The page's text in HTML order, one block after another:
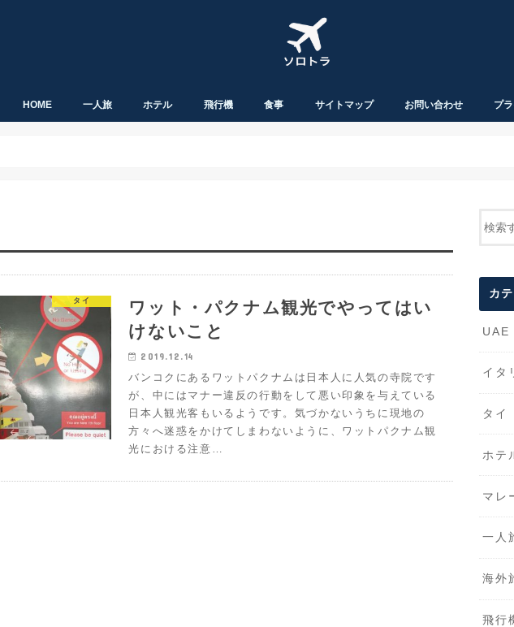
HOME 一人旅 ホテル 飛行機 食事 サイトマップ お問い合わせ プ
タイ
ワット・パクナム観光でやってはい
けないこと
2019.12.14
バンコクにあるワットパクナムは日本人に人気の寺院です
が、中にはマナー違反の行動をして悪い印象を与えている
日本人観光客もいるようです。気づかないうちに現地の
方々へ迷惑をかけてしまわないように、ワットパクナム観
光における注意…
カ
UAE
イタ
タイ
ホテ
マレ
一人
海外
飛行